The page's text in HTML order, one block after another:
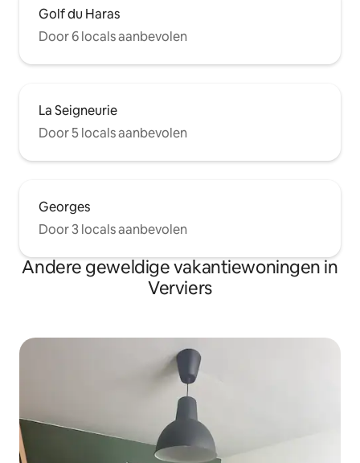
Golf du Haras
Door 6 locals aanbevolen
La Seigneurie
Door 5 locals aanbevolen
Georges
Door 3 locals aanbevolen
Andere geweldige vakantiewoningen in
Verviers